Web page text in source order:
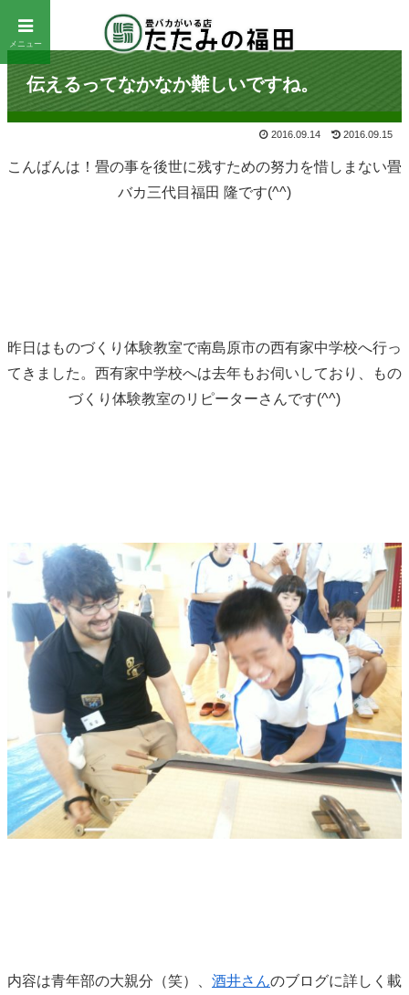
伝えるってなかなか難しいですね。
2016.09.14 2016.09.15
こんばんは！畳の事を後世に残すための努力を惜しまない畳
バカ三代目福田 隆です(^^)
昨日はものづくり体験教室で南島原市の西有家中学校へ行っ
てきました。西有家中学校へは去年もお伺いしており、もの
づくり体験教室のリピーターさんです(^^)
内容は青年部の大親分（笑）、 酒井さんのブログに詳しく載
メニュー